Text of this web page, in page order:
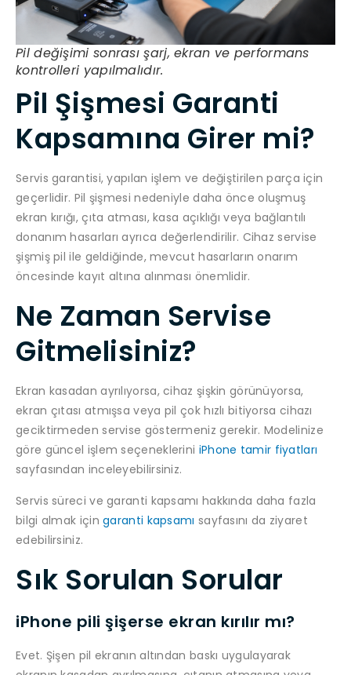
Pil değişimi sonrası şarj, ekran ve performans
kontrolleri yapılmalıdır.
Pil Şişmesi Garanti
Kapsamına Girer mi?
Servis garantisi, yapılan işlem ve değiştirilen parça için
geçerlidir. Pil şişmesi nedeniyle daha önce oluşmuş
ekran kırığı, çıta atması, kasa açıklığı veya bağlantılı
donanım hasarları ayrıca değerlendirilir. Cihaz servise
şişmiş pil ile geldiğinde, mevcut hasarların onarım
öncesinde kayıt altına alınması önemlidir.
Ne Zaman Servise
Gitmelisiniz?
Ekran kasadan ayrılıyorsa, cihaz şişkin görünüyorsa,
ekran çıtası atmışsa veya pil çok hızlı bitiyorsa cihazı
geciktirmeden servise göstermeniz gerekir. Modelinize
göre güncel işlem seçeneklerini iPhone tamir fiyatları
sayfasından inceleyebilirsiniz.
Servis süreci ve garanti kapsamı hakkında daha fazla
bilgi almak içingaranti kapsamı sayfasını da ziyaret
edebilirsiniz.
Sık Sorulan Sorular
iPhone pili şişerse ekran kırılır mı?
Evet. Şişen pil ekranın altından baskı uygulayarak